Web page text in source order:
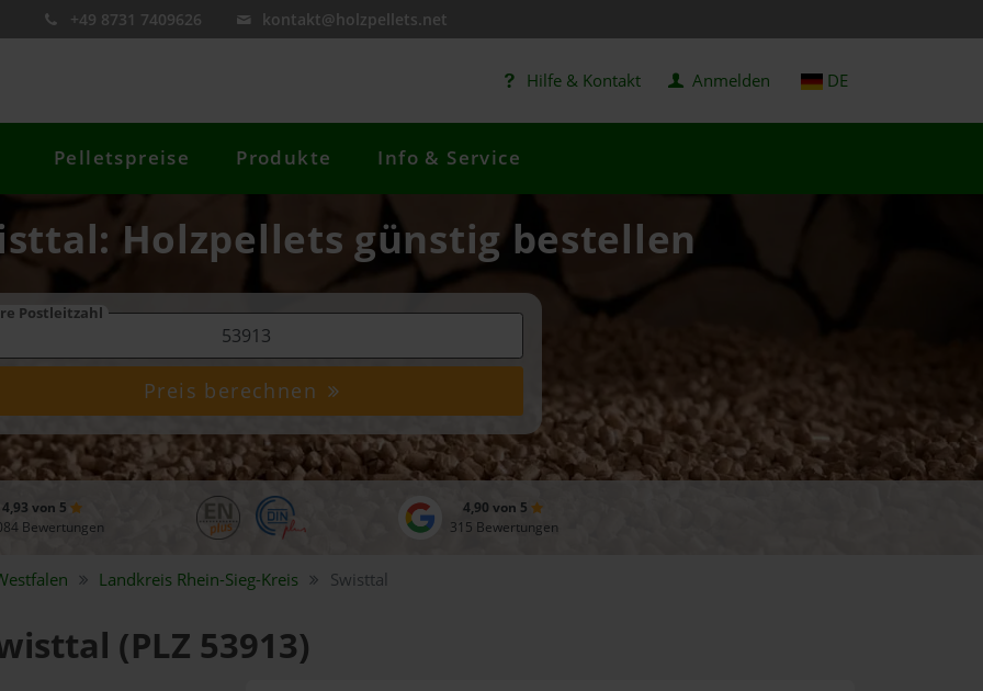
+49 8731 7409626 kontakt@holzpellets.net
Hilfe & Kontakt Anmelden DE
Pelletspreise Produkte Info & Service
Holzpellets günstig bestellen
Postleitzahl
Preis berechnen
4,93 von 5
Bewertungen
4,90 von 5
315 Bewertungen
Landkreis Rhein-Sieg-Kreis Swisttal
(PLZ 53913)